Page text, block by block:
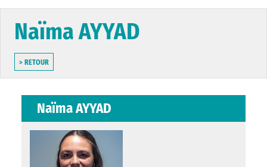
Naïma AYYAD
> RETOUR
Naïma AYYAD